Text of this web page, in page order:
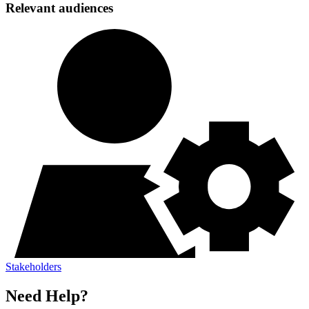
Relevant audiences
Stakeholders​​​​‌ ‍ ​‍​‍‌‍ ‌ ​‍‌‍‍‌‌‍‌ ‌‍‍‌‌‍ ‍​‍​‍​ ‍‍​‍​‍‌ ​ ‌‍​‌‌‍ ‍‌‍‍‌‌ ‌​‌ ‍‌​‍ ‍‌‍‍‌‌‍ ​‍​‍​‍ ​​‍​‍‌‍‍​‌ ​‍‌‍‌‌‌‍‌‍​‍​‍​ ‍‍​‍​‍‌‍‍​‌ ‌​‌ ‌​‌ ​​​ ‍‍​‍ ​‍ ‌‍ ​‌‍ ‌‍​ ‌‍​‌‌‍ ​‌‍‍​‌‍ ‌ ​ ‌ ‌​​ ‍‍​ ​ ​ ​ ​ ​ ​ ​ ​‍ ‌‍‍‌‌‍ ‍‌ ‌​‌‍‌‌‌‍ ‍‌ ‌​​‍ ‌‍‌‌‌‍‌​‌‍‍‌‌ ‌​​‍ ‌‍ ‌‌‍ ‌‍‌​‌‍‌‌​ ‌‌ ​​‌ ​‍‌‍‌‌‌ ​ ‌‍‌‌‌‍ ‍‌ ‌​‌‍​‌‌ ‌​‌‍‍‌‌‍ ‌‍ ‍​ ‍ ‌‍‍‌‌‍‌​​ ‌‌‍‌​​ ​‌‌‍​‍​ ‍​​ ‌​‌‍​‌​ ​​​ ‍​​‍ ‌​ ‌​​ ​ ​ ​‍​ ‌​​‍ ‌​ ‌​​ ‍​‌‍‌‍‌‍‌‍​‍ ‌‌‍​‌​ ‌​​ ​ ​ ‌‍​‍ ‌​ ‌​​ ​‍​ ‌ ​ ​​​ ‌‍‌‍​‍‌‍​‍​ ​‌​ ​ ‌‍‌​‌‍‌‍‌‍‌‌​ ‍ ‌ ‌​‌ ‍‌‌ ​​‌‍‌‌​ ‌‌‍​‌‌ ‌‌‌‍‌​‌‍‍‌‌‍‌‌‌‍ ‍‌‍​ ‌‍‌‌​ ‍ ‌ ​​‌‍​‌‌ ‌​‌‍‍​​ ‌‌ ‌​‌‍‍‌‌ ‌​‌‍ ​‌‍‌‌​ ‌‍​‍‌‍​‌‌ ​ ‌‍‌‌‌‌‌‌‌ ​‍‌‍ ​​ ‌‌‍‍​‌ ‌​‌ ‌​‌ ​​​‍‌‌​ ​ ‌​​‌​‍‌‌​ ​‍‌​‌‍​‍‌‌​ ​‍‌​‌‍‌‍ ​‌‍ ‌‍​ ‌‍​‌‌‍ ​‌‍‍​‌‍ ‌ ​ ‌ ‌​​‍‌‌​ ​ ‌​​‌​ ​ ​ ​ ​ ​ ​ ​ ​‍‌‍‌‍‍‌‌‍‌​​ ‌‌‍‌​​ ​‌‌‍​‍​ ‍​​ ‌​‌‍​‌​ ​​​ ‍​​‍ ‌​ ‌​​ ​ ​ ​‍​ ‌​​‍ ‌​ ‌​​ ‍​‌‍‌‍‌‍‌‍​‍ ‌‌‍​‌​ ‌​​ ​ ​ ‌‍​‍ ‌​ ‌​​ ​‍​ ‌ ​ ​​​ ‌‍‌‍​‍‌‍​‍​ ​‌​ ​ ‌‍‌​‌‍‌‍‌‍‌‌​‍‌‍‌ ‌​‌ ‍‌‌ ​​‌‍‌‌​ ‌‌‍​‌‌ ‌‌‌‍‌​‌‍‍‌‌‍‌‌‌‍ ‍‌‍​ ‌‍‌‌​‍‌‍‌ ​​‌‍​‌‌ ‌​‌‍‍​​ ‌‌ ‌​‌‍‍‌‌ ‌​‌‍ ​‌‍‌‌​‍‌‍‌ ​​‌‍‌‌‌ ​‍‌ ​ ‌ ​​‌‍‌‌‌‍​ ‌ ‌​‌‍‍‌‌ ‌‍‌‍‌‌​ ‌‌ ​​‌ ‌‌‌‍​‍‌‍ ​‌‍‍‌‌ ​ ‌‍‍​‌‍‌‌‌‍‌​​‍​‍‌ ‌
Need Help?​​​​‌ ‍ ​‍​‍‌‍ ‌ ​‍‌‍‍‌‌‍‌ ‌‍‍‌‌‍ ‍​‍​‍​ ‍‍​‍​‍‌ ​ ‌‍​‌‌‍ ‍‌‍‍‌‌ ‌​‌ ‍‌​‍ ‍‌‍‍‌‌‍ ​‍​‍​‍ ​​‍​‍‌‍‍​‌ ​‍‌‍‌‌‌‍‌‍​‍​‍​ ‍‍​‍​‍‌‍‍​‌ ‌​‌ ‌​‌ ​​​ ‍‍​‍ ​‍ ‌‍ ​‌‍ ‌‍​ ‌‍​‌‌‍ ​‌‍‍​‌‍ ‌ ​ ‌ ‌​​ ‍‍​ ​ ​ ​ ​ ​ ​ ​ ​‍ ‌‍‍‌‌‍ ‍‌ ‌​‌‍‌‌‌‍ ‍‌ ‌​​‍ ‌‍‌‌‌‍‌​‌‍‍‌‌ ‌​​‍ ‌‍ ‌‌‍ ‌‍‌​‌‍‌‌​ ‌‌ ​​‌ ​‍‌‍‌‌‌ ​ ‌‍‌‌‌‍ ‍‌ ‌​‌‍​‌‌ ‌​‌‍‍‌‌‍ ‌‍ ‍​ ‍ ‌‍‍‌‌‍‌​​ ‌‌ ​ ‌‍‍‌‌ ‌​‌‍‌‌‌​‌‍‌‍ ‌‍ ‌ ‌​‌‍‌‌‌ ​‍​ ‍ ‌ ‌​‌ ‍‌‌ ​​‌‍‌‌​ ‌‌‍‌‍‌‍ ‌‍ ‌ ‌​‌‍‌‌‌ ​‍​ ‍ ‌ ​​‌‍​‌‌ ‌​‌‍‍​​ ‌‌‍ ‌‌‍‌‌‌‍ ‍‌ ‌‌‌ ​ ​‍‌‌​ ‌‌‌​​‍‌‌ ‌‍‍ ‌‍‌‌‌ ‍‌​‍‌‌​ ​ ‌​‌​​‍‌‌​ ​ ‌​‌​​‍‌‌​ ​‍​ ​‍‌‍‌‌‌‍‌‍​ ​‌​ ‌ ​ ​‌‌‍​ ‌‍‌‌‌‍​‌​ ‍‌‌‍‌​​ ​‍‌‍​ ​‍‌‌​ ​‍​ ​‍​‍‌‌​ ‌‌‌​‌​​‍ ‍‌‍‍​‌‍‌‌‌‍​‌‌‍‌​‌‍‍‌‌‍ ‍‌‍‌ ​ ‌‍​‍‌‍​‌‌ ​ ‌‍‌‌‌‌‌‌‌ ​‍‌‍ ​​ ‌‌‍‍​‌ ‌​‌ ‌​‌ ​​​‍‌‌​ ​ ‌​​‌​‍‌‌​ ​‍‌​‌‍​‍‌‌​ ​‍‌​‌‍‌‍ ​‌‍ ‌‍​ ‌‍​‌‌‍ ​‌‍‍​‌‍ ‌ ​ ‌ ‌​​‍‌‌​ ​ ‌​​‌​ ​ ​ ​ ​ ​ ​ ​ ​‍‌‍‌‍‍‌‌‍‌​​ ‌‌ ​ ‌‍‍‌‌ ‌​‌‍‌‌‌​‌‍‌‍ ‌‍ ‌ ‌​‌‍‌‌‌ ​‍​‍‌‍‌ ‌​‌ ‍‌‌ ​​‌‍‌‌​ ‌‌‍‌‍‌‍ ‌‍ ‌ ‌​‌‍‌‌‌ ​‍​‍‌‍‌ ​​‌‍​‌‌ ‌​‌‍‍​​ ‌‌‍ ‌‌‍‌‌‌‍ ‍‌ ‌‌‌ ​ ​‍‌‌​ ‌‌‌​​‍‌‌ ‌‍‍ ‌‍‌‌‌ ‍‌​‍‌‌​ ​ ‌​‌​​‍‌‌​ ​ ‌​‌​​‍‌‌​ ​‍​ ​‍‌‍‌‌‌‍‌‍​ ​‌​ ‌ ​ ​‌‌‍​ ‌‍‌‌‌‍​‌​ ‍‌‌‍‌​​ ​‍‌‍​ ​‍‌‌​ ​‍​ ​‍​‍‌‌​ ‌‌‌​‌​​‍ ‍‌‍‍​‌‍‌‌‌‍​‌‌‍‌​‌‍‍‌‌‍ ‍‌‍‌ ​‍‌‍‌ ​​‌‍‌‌‌ ​‍‌ ​ ‌ ​​‌‍‌‌‌‍​ ‌ ‌​‌‍‍‌‌ ‌‍‌‍‌‌​ ‌‌ ​​‌ ‌‌‌‍​‍‌‍ ​‌‍‍‌‌ ​ ‌‍‍​‌‍‌‌‌‍‌​​‍​‍‌ ‌